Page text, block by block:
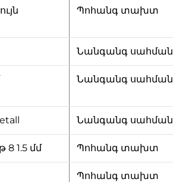
Պոհանգ տախտ
Նանգանգ սահման
Նանգանգ սահման
Նանգանգ սահման
1.5 մմ Պոհանգ տախտ
Պոհանգ տախտ